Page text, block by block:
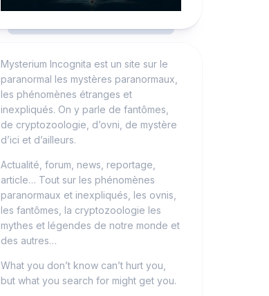
Mysterium Incognita est un site sur le
paranormal les mystères paranormaux,
les phénomènes étranges et
inexpliqués. On y parle de fantômes,
de cryptozoologie, d’ovni, de mystère
d’ici et d’ailleurs.
Actualité, forum, news, reportage,
article… Tout sur les phénomènes
paranormaux et inexpliqués, les ovnis,
les fantômes, la cryptozoologie les
mythes et légendes de notre monde et
des autres…
What you don’t know can’t hurt you,
but what you search for might get you.